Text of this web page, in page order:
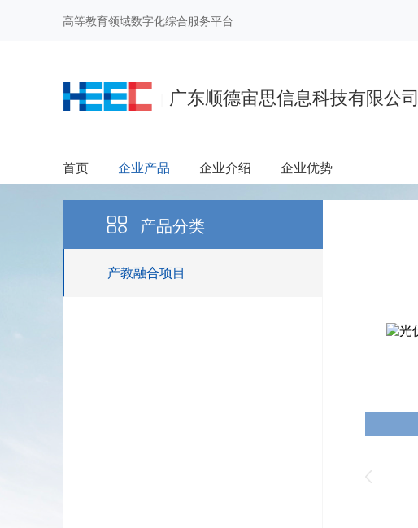
高等教育领域数字化综合服务平台
广东顺德宙思信息科技有限公司
首页 企业产品 企业介绍 企业优势
产品分类
产教融合项目